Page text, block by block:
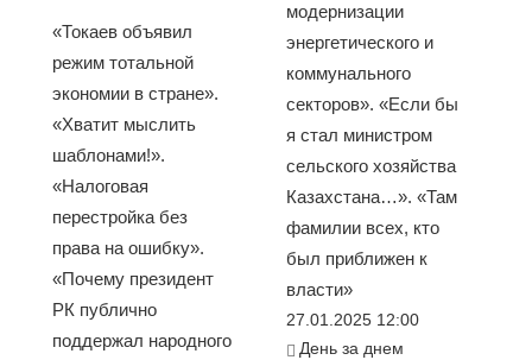
«Токаев объявил
режим тотальной
экономии в стране».
«Хватит мыслить
шаблонами!».
«Налоговая
перестройка без
права на ошибку».
«Почему президент
РК публично
поддержал народного
модернизации
энергетического и
коммунального
секторов». «Если бы
я стал министром
сельского хозяйства
Казахстана…». «Там
фамилии всех, кто
был приближен к
власти»
27.01.2025 12:00
День за днем